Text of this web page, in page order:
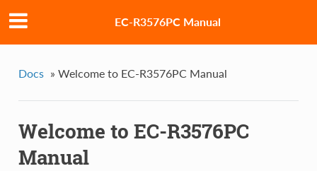
EC-R3576PC Manual
Docs » Welcome to EC-R3576PC Manual
Welcome to EC-R3576PC
Manual